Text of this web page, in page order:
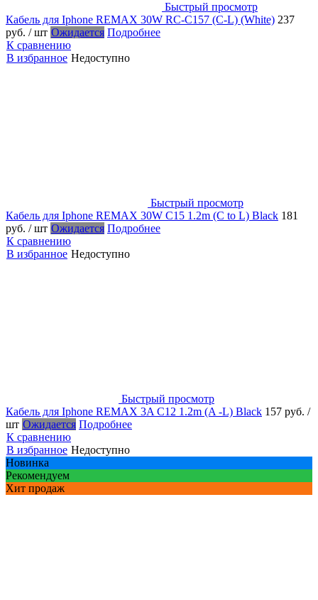
Быстрый просмотр
Кабель для Iphone REMAX 30W RC-C157 (C-L) (White) 237
руб. / шт Ожидается Подробнее
К сравнению
В избранное Недоступно
Быстрый просмотр
Кабель для Iphone REMAX 30W C15 1.2m (C to L) Black 181
руб. / шт Ожидается Подробнее
К сравнению
В избранное Недоступно
Быстрый просмотр
Кабель для Iphone REMAX 3A C12 1.2m (A -L) Black 157 руб. /
шт Ожидается Подробнее
К сравнению
В избранное Недоступно
Новинка
Рекомендуем
Хит продаж